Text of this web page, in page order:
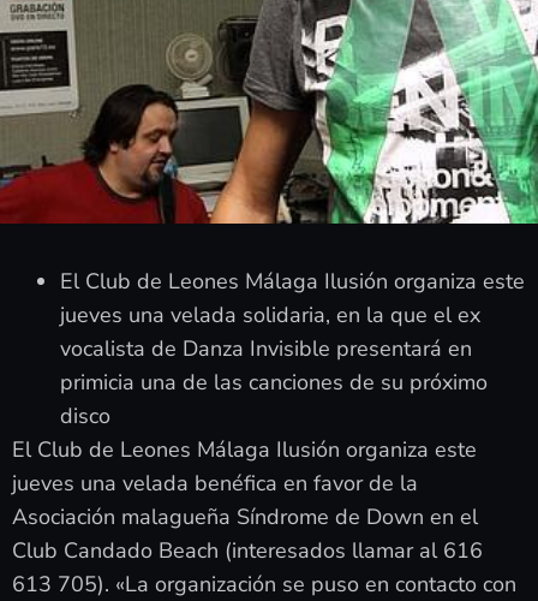
El Club de Leones Málaga Ilusión organiza este
jueves una velada solidaria, en la que el ex
vocalista de Danza Invisible presentará en
primicia una de las canciones de su próximo
disco
El Club de Leones Málaga Ilusión organiza este
jueves una velada benéfica en favor de la
Asociación malagueña Síndrome de Down en el
Club Candado Beach (interesados llamar al 616
613 705). «La organización se puso en contacto con